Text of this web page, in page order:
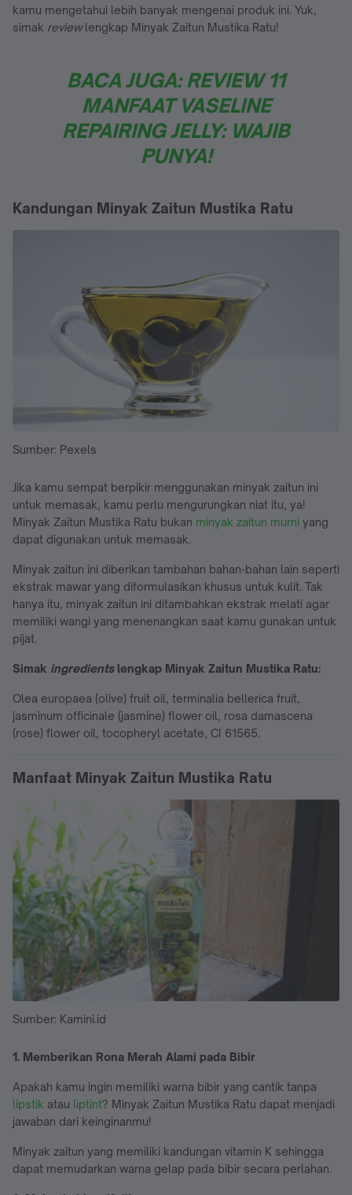
kamu mengetahui lebih banyak mengenai produk ini. Yuk,
simak reviewlengkap Minyak Zaitun Mustika Ratu!
BACA JUGA: REVIEW 11
MANFAAT VASELINE
REPAIRING JELLY: WAJIB
PUNYA!
Kandungan Minyak Zaitun Mustika Ratu
Sumber: Pexels
Jika kamu sempat berpikir menggunakan minyak zaitun ini
untuk memasak, kamu perlu mengurungkan niat itu, ya!
Minyak Zaitun Mustika Ratu bukan minyak zaitun murni yang
dapat digunakan untuk memasak.
Minyak zaitun ini diberikan tambahan bahan-bahan lain seperti
ekstrak mawar yang diformulasikan khusus untuk kulit. Tak
hanya itu, minyak zaitun ini ditambahkan ekstrak melati agar
memiliki wangi yang menenangkan saat kamu gunakan untuk
pijat.
Simak ingredients lengkap Minyak Zaitun Mustika Ratu:
Olea europaea (olive) fruit oil, terminalia bellerica fruit,
jasminum officinale (jasmine) flower oil, rosa damascena
(rose) flower oil, tocopheryl acetate, CI 61565.
Manfaat Minyak Zaitun Mustika Ratu
Sumber: Kamini.id
1. Memberikan Rona Merah Alami pada Bibir
Apakah kamu ingin memiliki warna bibir yang cantik tanpa
lipstik atau liptint? Minyak Zaitun Mustika Ratu dapat menjadi
jawaban dari keinginanmu!
Minyak zaitun yang memiliki kandungan vitamin K sehingga
dapat memudarkan warna gelap pada bibir secara perlahan.